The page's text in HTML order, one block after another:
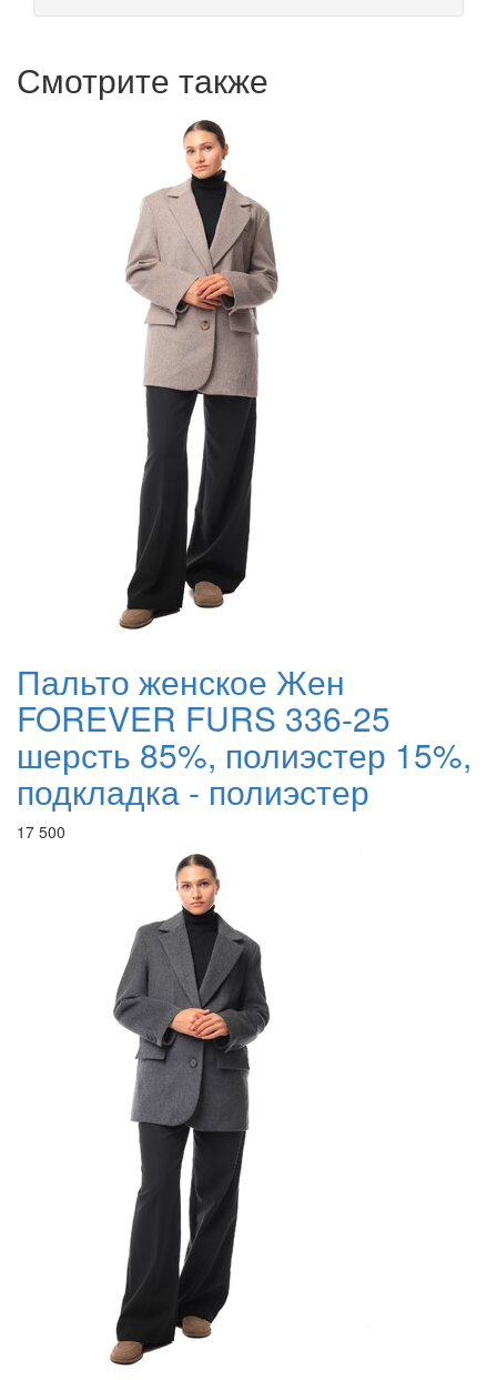
Смотрите также
Пальто женское Жен
FOREVER FURS 336-25
шерсть 85%, полиэстер 15%,
подкладка - полиэстер
17 500